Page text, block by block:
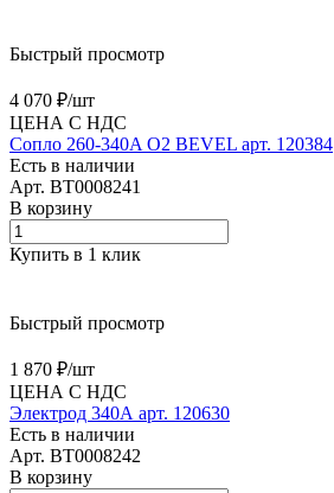
Быстрый просмотр
4 070 ₽/шт
ЦЕНА С НДС
Сопло 260-340A O2 BEVEL арт. 120384
Есть в наличии
Арт. BT0008241
В корзину
Купить в 1 клик
Быстрый просмотр
1 870 ₽/шт
ЦЕНА С НДС
Электрод 340А арт. 120630
Есть в наличии
Арт. BT0008242
В корзину